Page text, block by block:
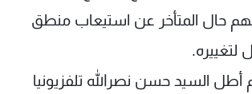
حال المتأخر عن استيعاب منطق
لتغييره.
السيد حسن نصرالله تلفزيونيا